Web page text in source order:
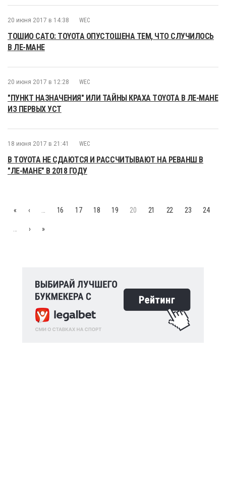
20 июня 2017 в 14:38 WEC
ТОШИО САТО: TOYOTA ОПУСТОШЕНА ТЕМ, ЧТО СЛУЧИЛОСЬ
В ЛЕ-МАНЕ
20 июня 2017 в 12:28 WEC
"ПУНКТ НАЗНАЧЕНИЯ" ИЛИ ТАЙНЫ КРАХА TOYOTA В ЛЕ-МАНЕ
ИЗ ПЕРВЫХ УСТ
18 июня 2017 в 21:41 WEC
В TOYOTA НЕ СДАЮТСЯ И РАССЧИТЫВАЮТ НА РЕВАНШ В
"ЛЕ-МАНЕ" В 2018 ГОДУ
« ‹ 16 17 18 19 20 21 22 23 24
› »